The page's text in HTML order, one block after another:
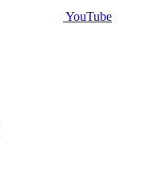
YouTube